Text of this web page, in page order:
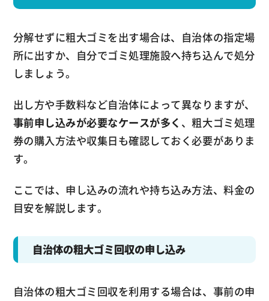
分解せずに粗大ゴミを出す場合は、自治体の指定場
所に出すか、自分でゴミ処理施設へ持ち込んで処分
しましょう。
出し方や手数料など自治体によって異なりますが、
事前申し込みが必要なケースが多く 、粗大ゴミ処理
券の購入方法や収集日も確認しておく必要がありま
す。
ここでは、申し込みの流れや持ち込み方法、料金の
目安を解説します。
自治体の粗大ゴミ回収の申し込み
自治体の粗大ゴミ回収を利用する場合は、事前の申